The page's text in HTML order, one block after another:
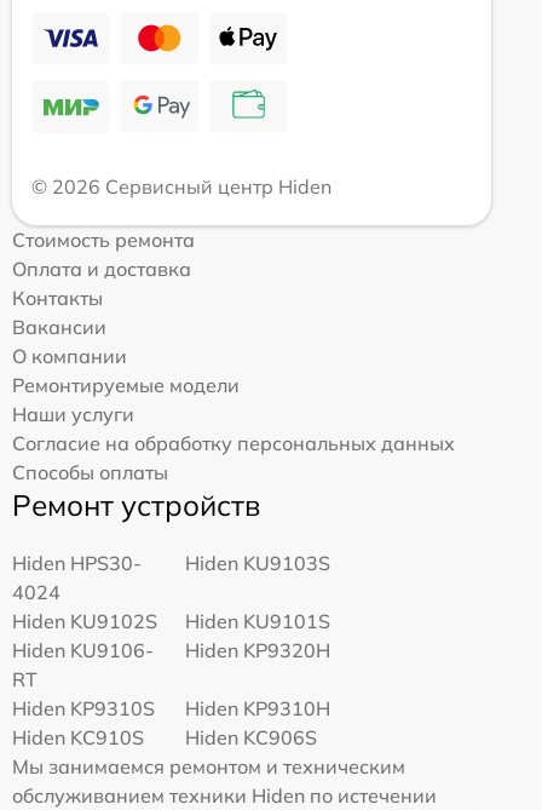
© 2026 Сервисный центр Hiden
Стоимость ремонта
Оплата и доставка
Контакты
Вакансии
О компании
Ремонтируемые модели
Наши услуги
Согласие на обработку персональных данных
Способы оплаты
Ремонт устройств
Hiden HPS30-
4024
Hiden KU9103S
Hiden KU9102S
Hiden KU9101S
Hiden KU9106-
RT
Hiden KP9320H
Hiden KP9310S
Hiden KP9310H
Hiden KC910S
Hiden KC906S
Мы занимаемся ремонтом и техническим
обслуживанием техники Hiden по истечении